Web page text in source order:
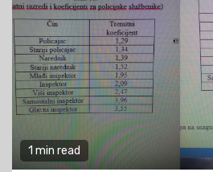
1 min read